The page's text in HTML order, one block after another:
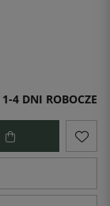
1-4 DNI ROBOCZE